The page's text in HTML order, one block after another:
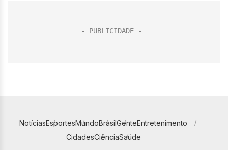
NotíciasEsportesMundoBrasilGenteEntretenimento
CidadesCiênciaSaúde